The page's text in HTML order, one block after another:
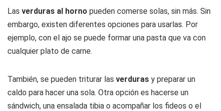
Las verduras al horno pueden comerse solas, sin más. Sin
embargo, existen diferentes opciones para usarlas. Por
ejemplo, con el ajo se puede formar una pasta que va con
cualquier plato de carne.
También, se pueden triturar las verduras y preparar un
caldo para hacer una sola. Otra opción es hacerse un
sándwich, una ensalada tibia o acompañar los fideos o el